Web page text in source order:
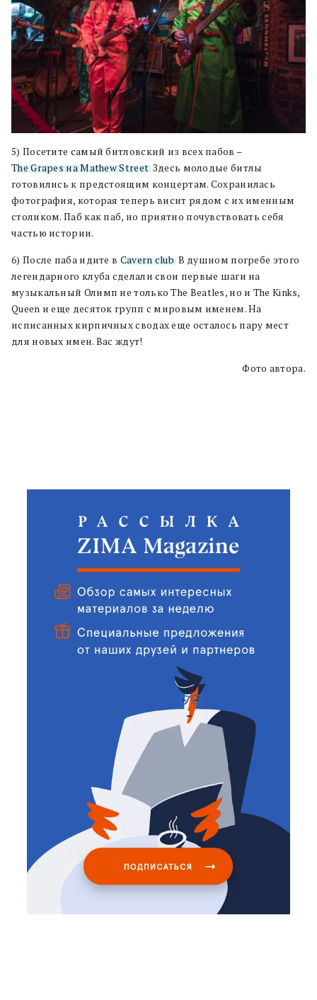
5) Посетите самый битловский из всех пабов –
The Grapes на Mathew Street. Здесь молодые битлы
готовились к предстоящим концертам. Сохранилась
фотография, которая теперь висит рядом с их именным
столиком. Паб как паб, но приятно почувствовать себя
частью истории.
6) После паба идите в Cavern club. В душном погребе этого
легендарного клуба сделали свои первые шаги на
музыкальный Олимп не только The Beatles, но и The Kinks,
Queen и еще десяток групп с мировым именем. На
исписанных кирпичных сводах еще осталось пару мест
для новых имен. Вас ждут!
Фото автора.